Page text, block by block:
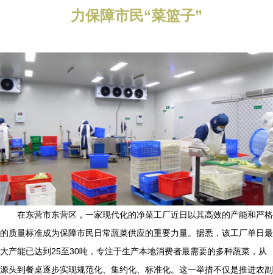
力保障市民“菜篮子”
在东营市东营区，一家现代化的净菜工厂近日以其高效的产能和严格
的质量标准成为保障市民日常蔬菜供应的重要力量。据悉，该工厂单日最
大产能已达到25至30吨，专注于生产本地消费者最需要的多种蔬菜，从
源头到餐桌逐步实现规范化、集约化、标准化。这一举措不仅是推进农副